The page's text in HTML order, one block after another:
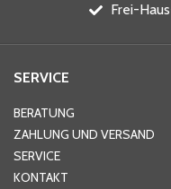
Frei-
SERVICE
BERATUNG
ZAHLUNG UND VERSAND
SERVICE
KONTAKT